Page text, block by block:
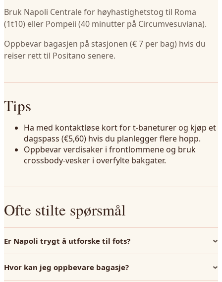
Bruk Napoli Centrale for høyhastighetstog til Roma
(1t10) eller Pompeii (40 minutter på Circumvesuviana).
Oppbevar bagasjen på stasjonen (€ 7 per bag) hvis du
reiser rett til Positano senere.
Tips
Ha med kontaktløse kort for t-baneturer og kjøp et
dagspass (€5,60) hvis du planlegger flere hopp.
Oppbevar verdisaker i frontlommene og bruk
crossbody-vesker i overfylte bakgater.
Ofte stilte spørsmål
Er Napoli trygt å utforske til fots?
Hvor kan jeg oppbevare bagasje?